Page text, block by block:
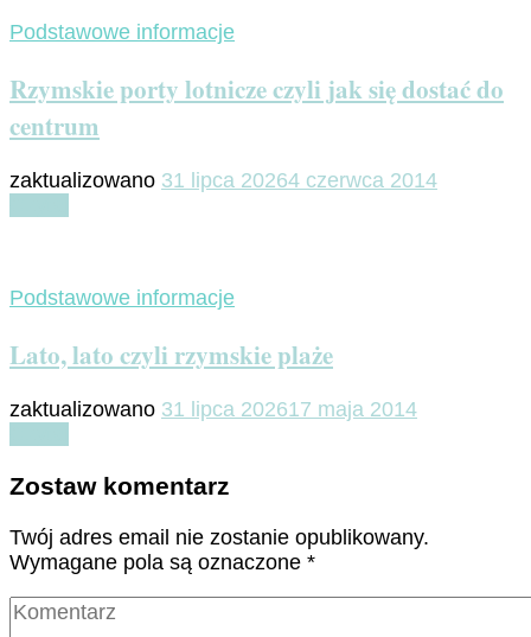
Podstawowe informacje
Rzymskie porty lotnicze czyli jak się dostać do
centrum
zaktualizowano 31 lipca 20264 czerwca 2014
Podstawowe informacje
Lato, lato czyli rzymskie plaże
zaktualizowano 31 lipca 202617 maja 2014
Zostaw komentarz
Twój adres email nie zostanie opublikowany.
Wymagane pola są oznaczone *